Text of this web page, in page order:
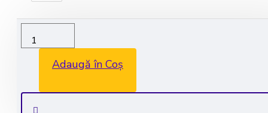
Adaugă în Coș
Livrare rapida in 1-2 zile lucratoare
Consultanta GRATUITA: 0735 530 450